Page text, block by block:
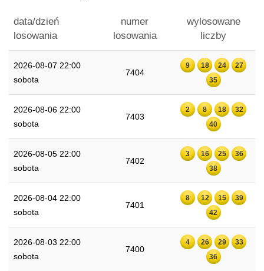
data/dzień
losowania
numer
losowania
wylosowane
liczby
2026-08-07 22:00
sobota
7404
9 18 24
27
35
2026-08-06 22:00
sobota
7403
2 8 18
32
40
2026-08-05 22:00
sobota
7402
3 16 25
36
38
2026-08-04 22:00
sobota
7401
8 12 15
39
42
2026-08-03 22:00
sobota
7400
4 26 29
33
36